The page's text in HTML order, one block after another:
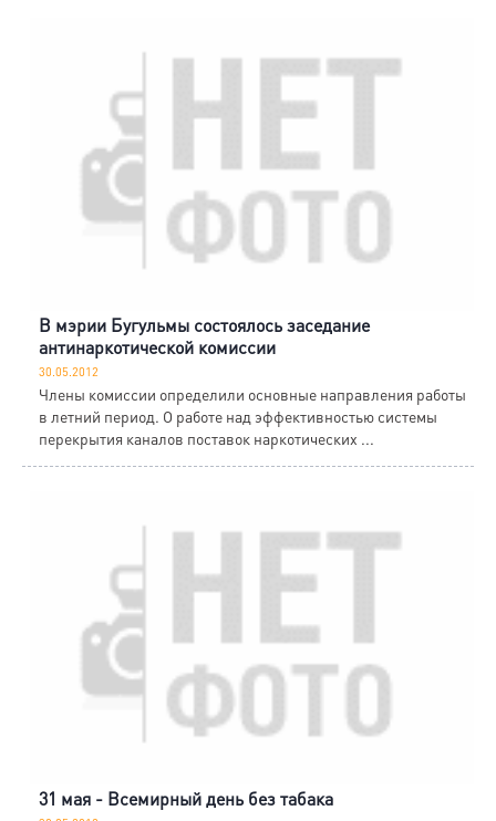
В мэрии Бугульмы состоялось заседание
антинаркотической комиссии
30.05.2012
Члены комиссии определили основные направления работы
в летний период. О работе над эффективностью системы
перекрытия каналов поставок наркотических ...
31 мая - Всемирный день без табака